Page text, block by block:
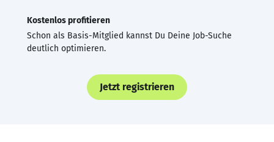
Kostenlos profitieren
Schon als Basis-Mitglied kannst Du Deine Job-Suche
deutlich optimieren.
Jetzt registrieren